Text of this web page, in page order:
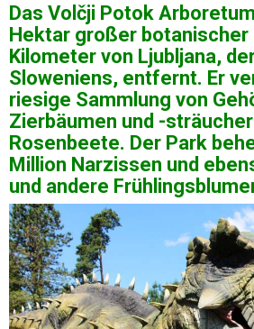
Das Volčji Potok
Hektar großer botanischer
Kilometer von Ljubljana,
Sloweniens, entfernt. Er
riesige Sammlung von
Zierbäumen und -
Rosenbeete. Der Park
Million Narzissen und
und andere